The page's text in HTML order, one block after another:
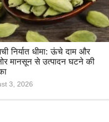
निर्यात धीमा: ऊंचे दाम और
मानसून से उत्पादन घटने की
3, 2026